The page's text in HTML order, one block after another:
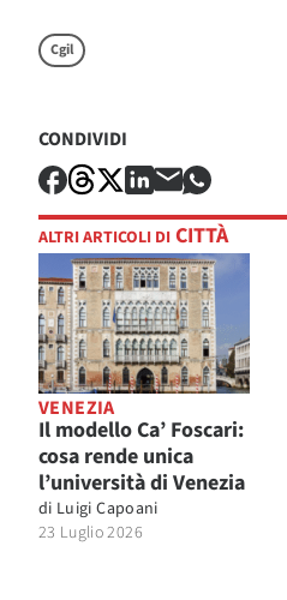
Cgil
CONDIVIDI
ALTRI ARTICOLI DI CITTÀ
VENEZIA
Il modello Ca’ Foscari:
cosa rende unica
l’università di Venezia
di Luigi Capoani
23 Luglio 2026